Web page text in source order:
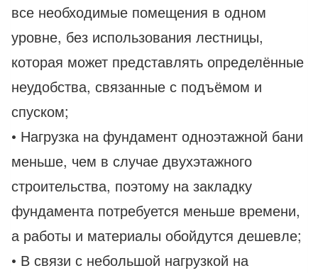
все необходимые помещения в одном
уровне, без использования лестницы,
которая может представлять определённые
неудобства, связанные с подъёмом и
спуском;
• Нагрузка на фундамент одноэтажной бани
меньше, чем в случае двухэтажного
строительства, поэтому на закладку
фундамента потребуется меньше времени,
а работы и материалы обойдутся дешевле;
• В связи с небольшой нагрузкой на